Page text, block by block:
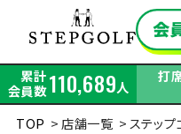
累計
会員数110,689人
打
TOP
店舗一覧 ステッ